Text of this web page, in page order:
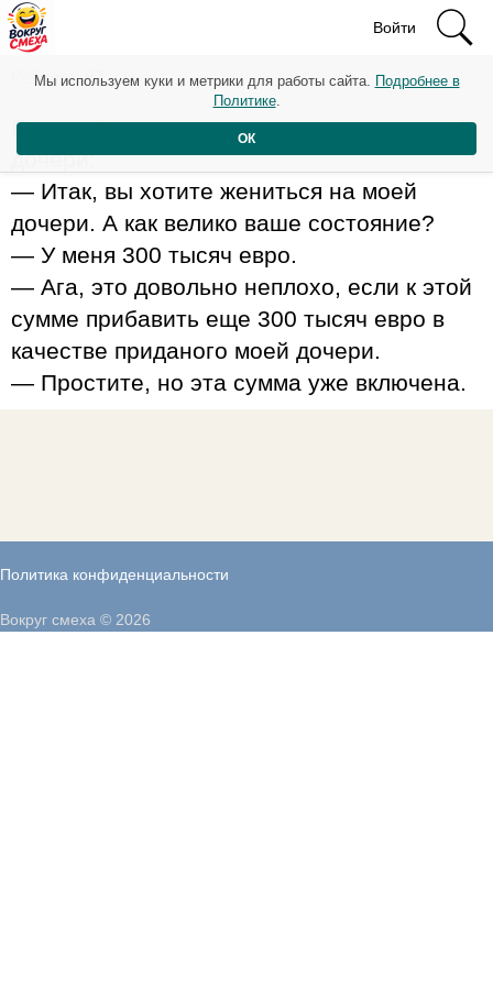
Войти
Рейтинг: 87
Будущий тесть спрашивает жениха своей
дочери:
— Итак, вы хотите жениться на моей
дочери. А как велико ваше состояние?
— У меня 300 тысяч евро.
— Ага, это довольно неплохо, если к этой
сумме прибавить еще 300 тысяч евро в
качестве приданого моей дочери.
— Простите, но эта сумма уже включена.
Политика конфиденциальности
Мы используем куки и метрики для работы сайта. Подробнее в
Политике.
ОК
Вокруг смеха © 2026